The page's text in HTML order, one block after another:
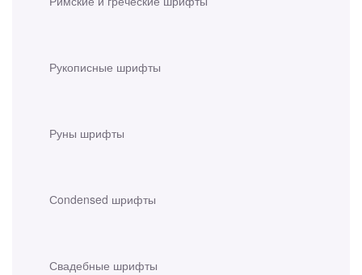
Рукописные шрифты
Руны шрифты
Сondensed шрифты
Свадебные шрифты